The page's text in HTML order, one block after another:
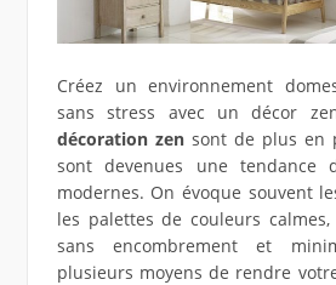
Créez un environnement
sans stress avec un décor
décoration zensont de plus en
sont devenues une tendance
modernes. On évoque souvent
les palettes de couleurs
sans encombrement et
plusieurs moyens de rendre